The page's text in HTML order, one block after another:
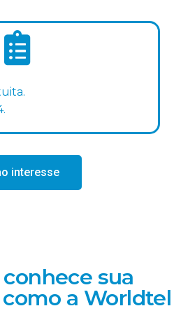
interesse
sua
a Worldtel